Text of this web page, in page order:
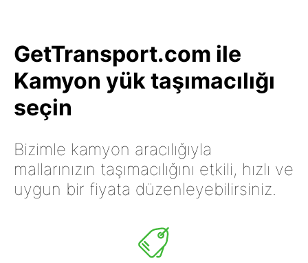
GetTransport.com ile
Kamyon yük taşımacılığı
seçin
Bizimle kamyon aracılığıyla
mallarınızın taşımacılığını etkili, hızlı ve
uygun bir fiyata düzenleyebilirsiniz.